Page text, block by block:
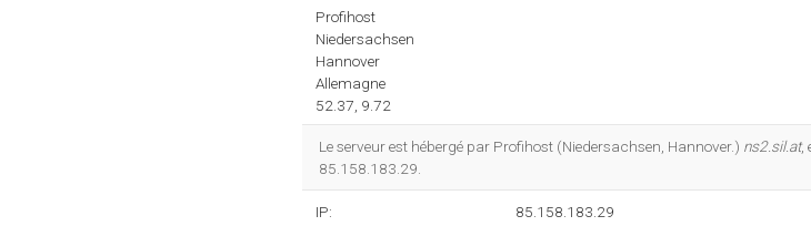
Profihost
Niedersachsen
Hannover
Allemagne
52.37, 9.72
Le serveur est hébergé par Profihost (Niedersachsen, Hannover.) ns2.sil.at,
85.158.183.29.
IP: 85.158.183.29